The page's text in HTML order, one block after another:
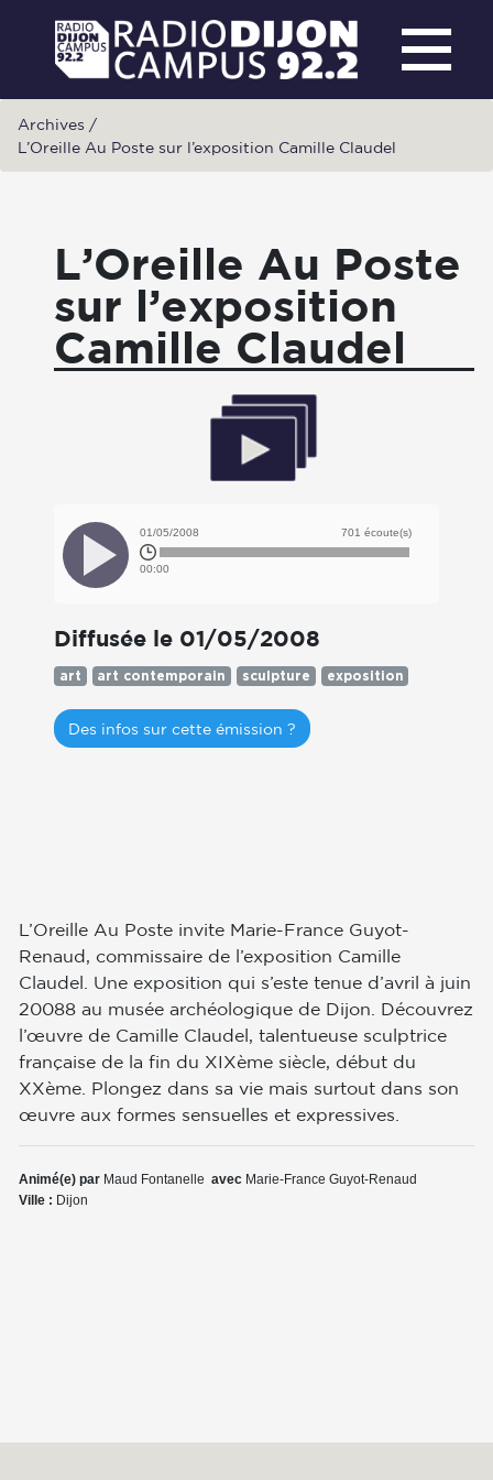
Archives /
L’Oreille Au Poste sur l’exposition Camille Claudel
L’Oreille Au Poste
sur l’exposition
Camille Claudel
01/05/2008 701 écoute(s)
00:00
Diffusée le 01/05/2008
art art contemporain sculpture exposition
Des infos sur cette émission ?
L’Oreille Au Poste invite Marie-France Guyot-
Renaud, commissaire de l’exposition Camille
Claudel. Une exposition qui s’este tenue d’avril à juin
20088 au musée archéologique de Dijon. Découvrez
l’œuvre de Camille Claudel, talentueuse sculptrice
française de la fin du XIXème siècle, début du
XXème. Plongez dans sa vie mais surtout dans son
œuvre aux formes sensuelles et expressives.
Animé(e) par Maud Fontanelle avec Marie-France Guyot-Renaud
Ville : Dijon